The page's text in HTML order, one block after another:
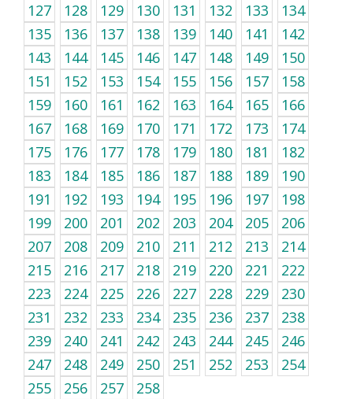
127
128 129 130 131 132 133
134
135
136 137 138 139 140 141
142
143
144 145 146 147 148 149
150
151
152 153 154 155 156 157
158
159
160 161 162 163 164 165
166
167
168 169 170 171 172 173
174
175
176 177 178 179 180 181
182
183
184 185 186 187 188 189
190
191
192 193 194 195 196 197
198
199
200 201 202 203 204 205
206
207
208 209 210 211 212 213
214
215
216 217 218 219 220 221
222
223
224 225 226 227 228 229
230
231
232 233 234 235 236 237
238
239
240 241 242 243 244 245
246
247
248 249 250 251 252 253
254
255
256 257 258